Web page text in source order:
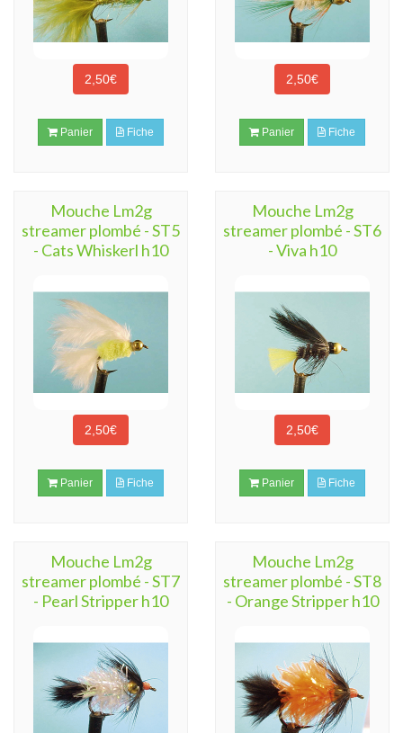
2,50€
Panier Fiche
2,50€
Panier Fiche
Mouche Lm2g
streamer plombé - ST5
- Cats Whiskerl h10
2,50€
Panier Fiche
Mouche Lm2g
streamer plombé - ST6
- Viva h10
2,50€
Panier Fiche
Mouche Lm2g
streamer plombé - ST7
- Pearl Stripper h10
Mouche Lm2g
streamer plombé - ST8
- Orange Stripper h10